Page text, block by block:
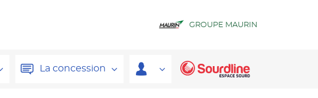
GROUPE MAURIN
La concession